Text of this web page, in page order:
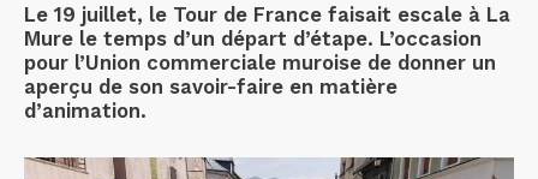
Le 19 juillet, le Tour de France faisait escale à La
Mure le temps d’un départ d’étape. L’occasion
pour l’Union commerciale muroise de donner un
aperçu de son savoir-faire en matière
d’animation.